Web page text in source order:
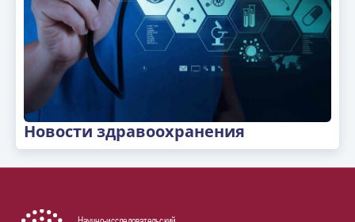
Новости здравоохранения